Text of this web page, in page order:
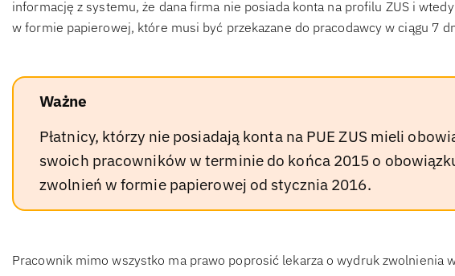
informację z systemu, że dana firma nie posiada konta na profilu ZUS i
w formie papierowej, które musi być przekazane do pracodawcy w ciągu 7
Ważne
Płatnicy, którzy nie posiadają konta na PUE ZUS mieli
swoich pracowników w terminie do końca 2015 o
zwolnień w formie papierowej od stycznia 2016.
Pracownik mimo wszystko ma prawo poprosić lekarza o wydruk zwolnienia